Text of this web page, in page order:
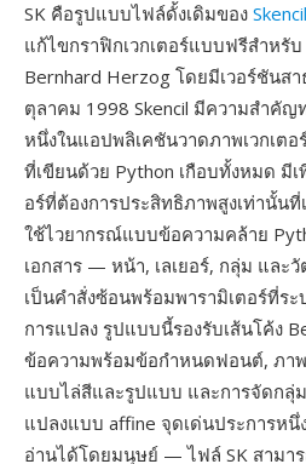
SK คือรูปแบบไฟล์ดั้งเดิมของ Skencil
แก้ไขกราฟิกเวกเตอร์แบบฟรีสำหรับ
Bernhard Herzog โดยมีเวอร์ชันส
ตุลาคม 1998 Skencil มีความสำคัญ
หนึ่งในแอปพลิเคชันวาดภาพเวกเต
ที่เขียนด้วย Python เกือบทั้งหมด มีเ
อร์ที่ต้องการประสิทธิภาพสูงเท่านั้น
ใช้ไวยากรณ์แบบข้อความคล้าย
เอกสาร — หน้า, เลเยอร์, กลุ่ม แล
เป็นคำสั่งซ้อนพร้อมพารามิเตอร์ที่ร
การแปลง รูปแบบนี้รองรับเส้นโค้ง
ข้อความพร้อมข้อกำหนดฟอนต์, ภาพ
แบบไล่สีและรูปแบบ และการจัดกลุ่
แปลงแบบ affine จุดเด่นประการหนึ่
อ่านได้โดยมนุษย์ — ไฟล์ SK สามา